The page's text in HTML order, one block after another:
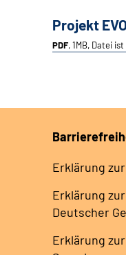
Projekt
PDF, 1MB, Datei
Erklärung
Erklärung
Deutscher
Erklärung